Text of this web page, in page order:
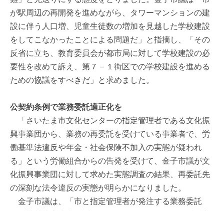
が駅周辺の再開発を進めながら、タワーマンションの建
設に伴う人口増、児童生徒数の増加を見越した学校建設
をしてこなかったことによる問題だ」と指摘し、「その
反省に立ち、教育委員会が都市局に対して学校建設の必
要性を改めて訴え、第７－１街区での学校建設を進める
ための協議をすべきだ」と求めました。
公契約条例で業務委託適正化を
「さいたま市文化センターの指定管理者である文化振
興事業団から、業務の再委託を受けている事業者で、労
働基準法違反や年金・社会保険不加入の実態が疑われ
る」という労働組合からの告発を受けて、金子市議が文
化振興事業団に対して求めた実態調査の結果、再委託先
の深刻な法令違反の実態が明らかになりました。
金子市議は、「市と指定管理者が発注する業務委託